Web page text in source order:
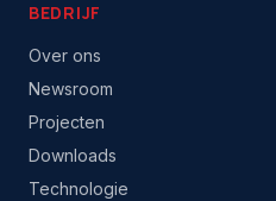
BEDRIJF
Over ons
Newsroom
Projecten
Downloads
Technologie